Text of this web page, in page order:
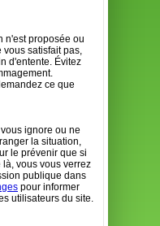
n'est proposée ou
satisfait pas,
d'entente. Évitez
ce que
ignore ou ne
la situation,
le prévenir que si
là, vous vous verrez
publique dans
pour informer
utilisateurs du site.